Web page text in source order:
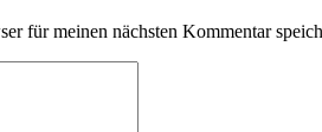
für meinen nächsten Kommentar